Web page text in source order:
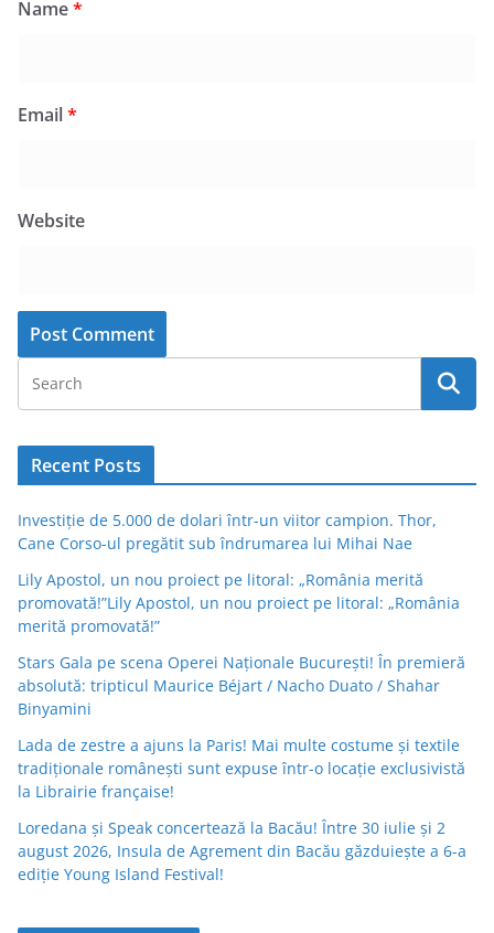
Name*
Email*
Website
Recent Posts
Investiție de 5.000 de dolari într-un viitor campion. Thor,
Cane Corso-ul pregătit sub îndrumarea lui Mihai Nae
Lily Apostol, un nou proiect pe litoral: „România merită
promovată!”Lily Apostol, un nou proiect pe litoral: „România
merită promovată!”
Stars Gala pe scena Operei Naționale București! În premieră
absolută: tripticul Maurice Béjart / Nacho Duato / Shahar
Binyamini
Lada de zestre a ajuns la Paris! Mai multe costume și textile
tradiționale românești sunt expuse într-o locație exclusivistă
la Librairie française!
Loredana și Speak concertează la Bacău! Între 30 iulie și 2
august 2026, Insula de Agrement din Bacău găzduiește a 6-a
ediție Young Island Festival!